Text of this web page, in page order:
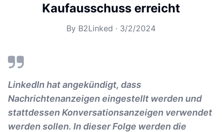
Kaufausschuss erreicht
By B2Linked · 3/2/2024
LinkedIn hat angekündigt, dass
Nachrichtenanzeigen eingestellt werden und
stattdessen Konversationsanzeigen verwendet
werden sollen. In dieser Folge werden die